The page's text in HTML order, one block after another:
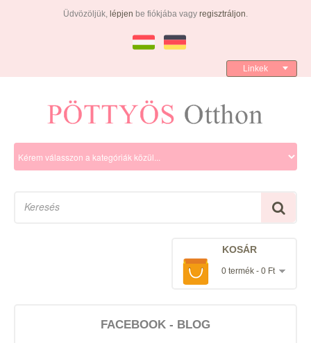
Üdvözöljük, lépjen be fiókjába vagy regisztráljon.
Linkek
KOSÁR
0 termék - 0 Ft
FACEBOOK - BLOG